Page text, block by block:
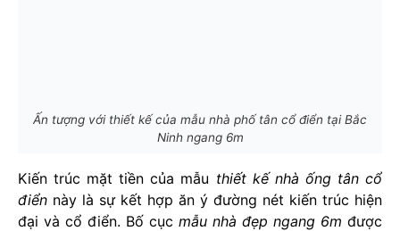
Ấn tượng với thiết kế của mẫu nhà phố tân cổ điển tại Bắc
Ninh ngang 6m
Kiến trúc mặt tiền của mẫu thiết kế nhà ống tân cổ
điển này là sự kết hợp ăn ý đường nét kiến trúc hiện
đại và cổ điển. Bố cục mẫu nhà đẹp ngang 6m được